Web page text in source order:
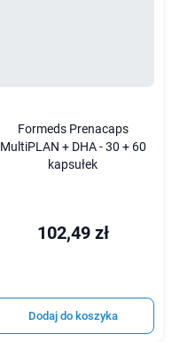
Formeds Prenacaps
MultiPLAN + DHA - 30 + 60
kapsułek
102,49 zł
Dodaj do koszyka